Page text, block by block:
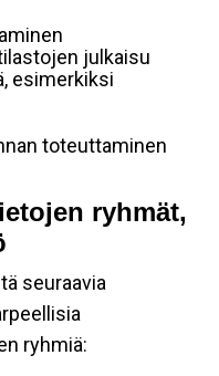
julkaisu
esimerkiksi
toteuttaminen
ryhmät,
seuraavia
ryhmiä: